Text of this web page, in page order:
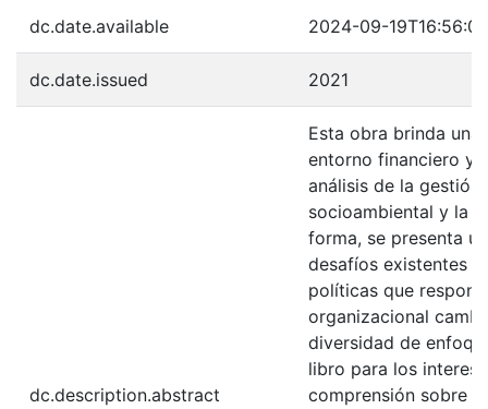
dc.date.available 2024-09-
dc.date.issued 2021
dc.description.abstract
Esta obra brinda
entorno financiero y
análisis de la
socioambiental y la
forma, se presenta
desafíos existentes
políticas que
organizacional
diversidad de
libro para los
comprensión sobre